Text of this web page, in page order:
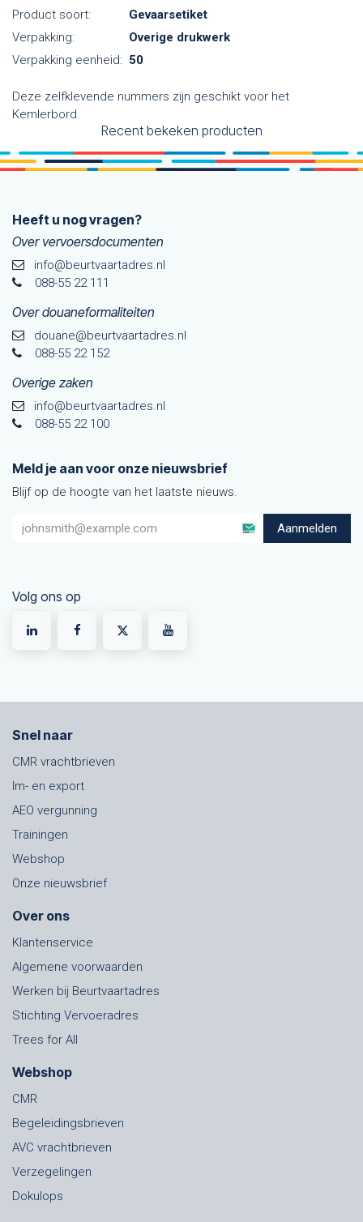
Product soort:
Gevaarsetiket
Verpakking:
Overige drukwerk
Verpakking eenheid: 50
Deze zelfklevende nummers zijn geschikt voor het
Kemlerbord.
Recent bekeken producten
Heeft u nog vragen?
Over vervoersdocumenten
info@beurtvaartadres.nl
088-55 22 111
Over douaneformaliteiten
douane@beurtvaarta​dres.nl
088-55 22 152
Overige zaken
info@beurtvaartadres.nl
088-55 22 100
Meld je aan voor onze nieuwsbrief
Blijf op de hoogte van het laatste nieuws.
Aanmelden
Volg ons op
Snel naar
CMR vrachtbrieven
Im- en export
AEO vergunning
Trainingen
Webshop
Onze nieuwsbrief
Over ons
Klantenservice
Algemene voorwaarden
Werken bij Beurtvaartadres
Stichting Vervoeradres
Trees for All
Webshop
CMR
Begeleidingsbrieven
AVC vrachtbrieven
Verzegelingen
Dokulops